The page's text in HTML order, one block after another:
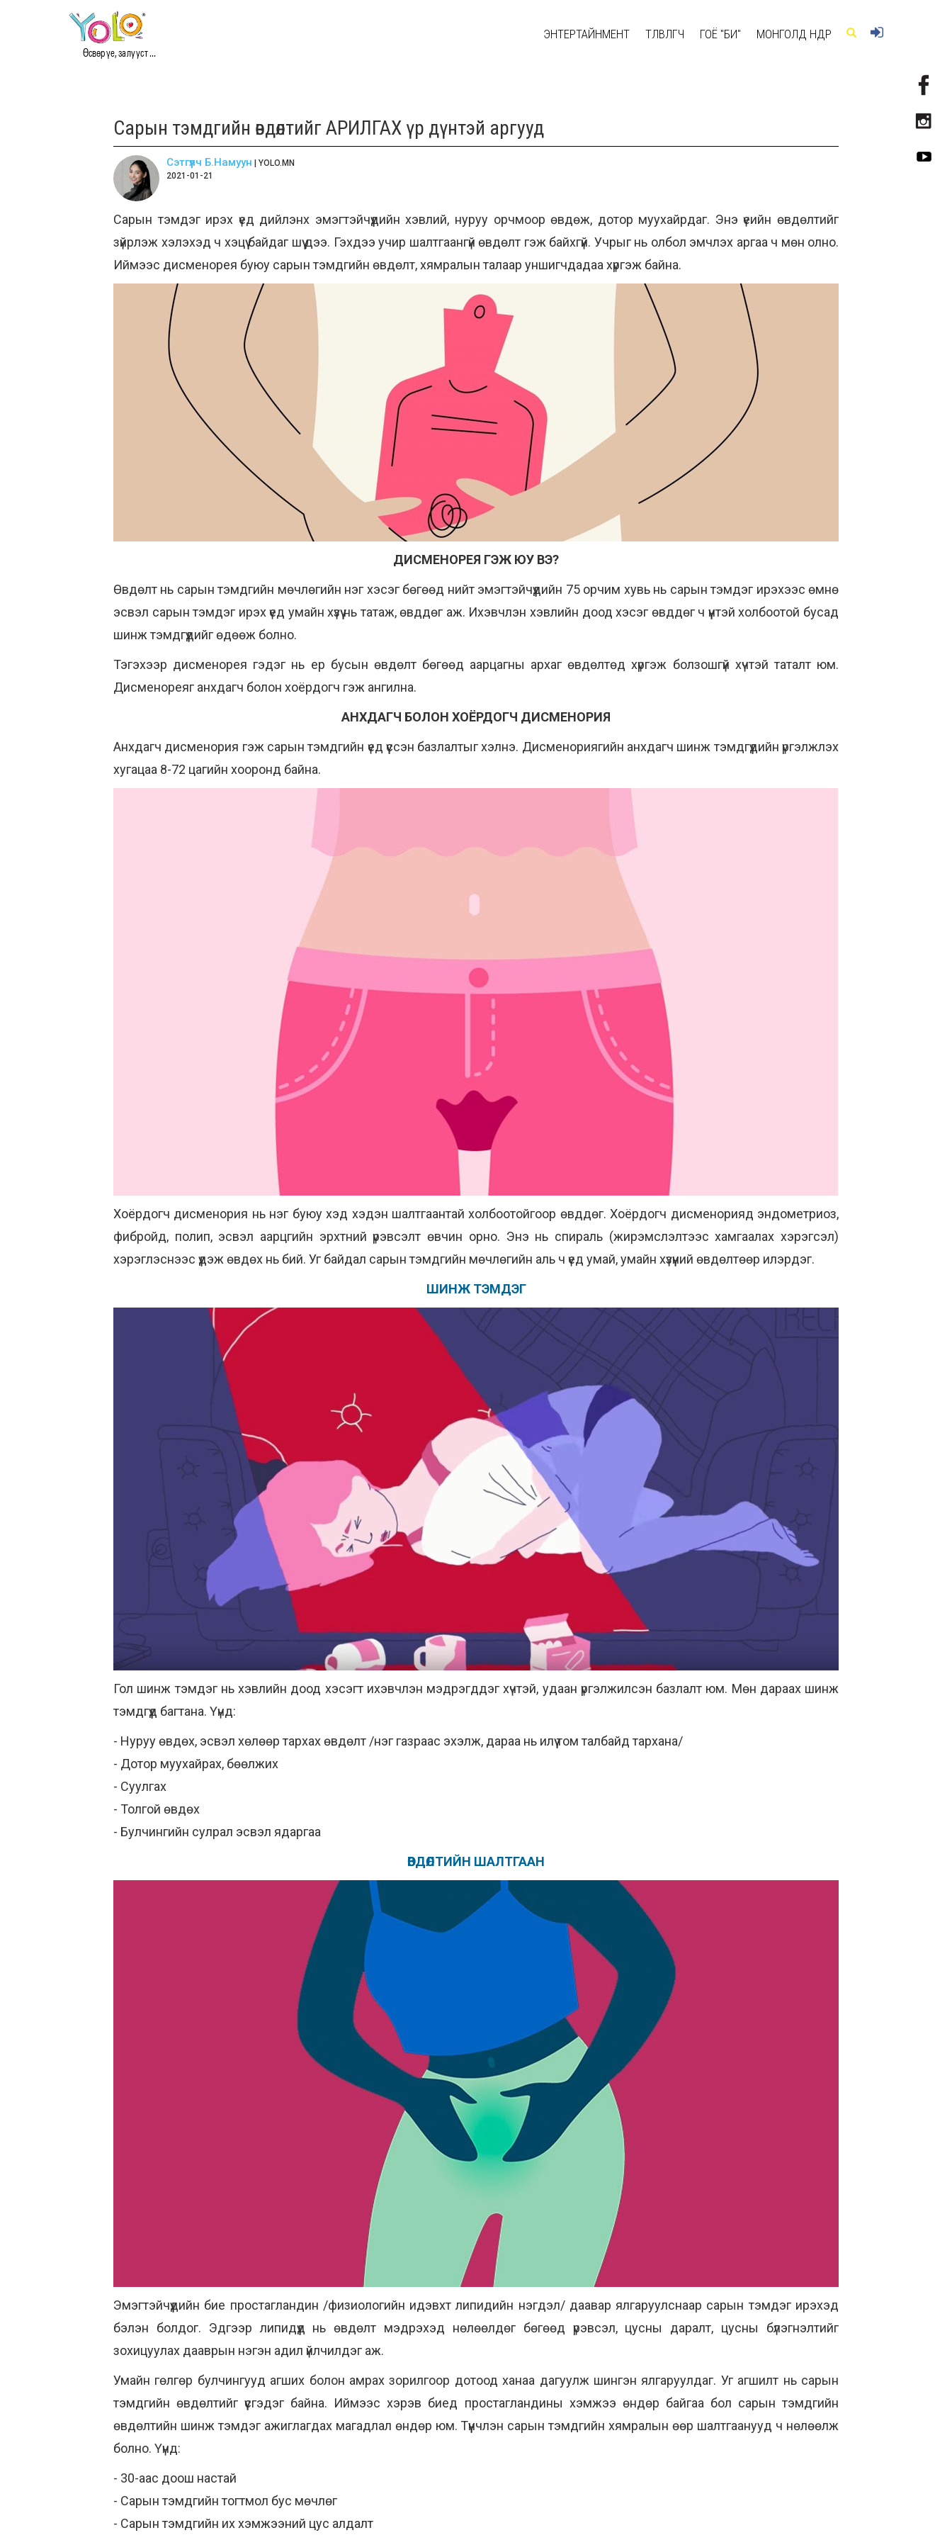
Өсвөр үе, залууст ...
ЭНТЕРТАЙНМЕНТ ТӨЛӨВЛӨГЧ ГОЁ "БИ" МОНГОЛД ӨНӨӨДӨР
Сарын тэмдгийн өвдөлтийг АРИЛГАХ үр дүнтэй аргууд
Сэтгүүлч Б.Намуун | YOLO.MN
2021-01-21
Сарын тэмдэг ирэх үед дийлэнх эмэгтэйчүүдийн хэвлий, нуруу орчмоор өвдөж, дотор муухайрдаг. Энэ үеийн өвдөлтийг
зүйрлэж хэлэхэд ч хэцүү байдаг шүү дээ. Гэхдээ учир шалтгаангүй өвдөлт гэж байхгүй. Учрыг нь олбол эмчлэх аргаа ч мөн олно.
Иймээс дисменорея буюу сарын тэмдгийн өвдөлт, хямралын талаар уншигчдадаа хүргэж байна.
ДИСМЕНОРЕЯ ГЭЖ ЮУ ВЭ?
Өвдөлт нь сарын тэмдгийн мөчлөгийн нэг хэсэг бөгөөд нийт эмэгтэйчүүдийн 75 орчим хувь нь сарын тэмдэг ирэхээс өмнө
эсвэл сарын тэмдэг ирэх үед умайн хүзүү нь татаж, өвддөг аж. Ихэвчлэн хэвлийн доод хэсэг өвддөг ч үүнтэй холбоотой бусад
шинж тэмдгүүдийг өдөөж болно.
Тэгэхээр дисменорея гэдэг нь ер бусын өвдөлт бөгөөд аарцагны архаг өвдөлтөд хүргэж болзошгүй хүчтэй таталт юм.
Дисменореяг анхдагч болон хоёрдогч гэж ангилна.
АНХДАГЧ БОЛОН ХОЁРДОГЧ ДИСМЕНОРИЯ
Анхдагч дисменория гэж сарын тэмдгийн үед үүссэн базлалтыг хэлнэ. Дисменориягийн анхдагч шинж тэмдгүүдийн үргэлжлэх
хугацаа 8-72 цагийн хооронд байна.
Хоёрдогч дисменория нь нэг буюу хэд хэдэн шалтгаантай холбоотойгоор өвддөг. Хоёрдогч дисменорияд эндометриоз,
фибройд, полип, эсвэл аарцгийн эрхтний үрэвсэлт өвчин орно. Энэ нь спираль (жирэмслэлтээс хамгаалах хэрэгсэл)
хэрэглэснээс үүдэж өвдөх нь бий. Уг байдал сарын тэмдгийн мөчлөгийн аль ч үед умай, умайн хүзүүний өвдөлтөөр илэрдэг.
ШИНЖ ТЭМДЭГ
Гол шинж тэмдэг нь хэвлийн доод хэсэгт ихэвчлэн мэдрэгддэг хүчтэй, удаан үргэлжилсэн базлалт юм. Мөн дараах шинж
тэмдгүүд багтана. Үүнд:
- Нуруу өвдөх, эсвэл хөлөөр тархах өвдөлт /нэг газраас эхэлж, дараа нь илүү том талбайд тархана/
- Дотор муухайрах, бөөлжих
- Суулгах
- Толгой өвдөх
- Булчингийн сулрал эсвэл ядаргаа
ӨВДӨЛТИЙН ШАЛТГААН
Эмэгтэйчүүдийн бие простагландин /физиологийн идэвхт липидийн нэгдэл/ даавар ялгаруулснаар сарын тэмдэг ирэхэд
бэлэн болдог. Эдгээр липидүүд нь өвдөлт мэдрэхэд нөлөөлдөг бөгөөд үрэвсэл, цусны даралт, цусны бүлэгнэлтийг
зохицуулах дааврын нэгэн адил үйлчилдэг аж.
Умайн гөлгөр булчингууд агших болон амрах зорилгоор дотоод ханаа дагуулж шингэн ялгаруулдаг. Уг агшилт нь сарын
тэмдгийн өвдөлтийг үүсгэдэг байна. Иймээс хэрэв биед простагландины хэмжээ өндөр байгаа бол сарын тэмдгийн
өвдөлтийн шинж тэмдэг ажиглагдах магадлал өндөр юм. Түүнчлэн сарын тэмдгийн хямралын өөр шалтгаанууд ч нөлөөлж
болно. Үүнд:
- 30-аас доош настай
- Сарын тэмдгийн тогтмол бус мөчлөг
- Сарын тэмдгийн их хэмжээний цус алдалт